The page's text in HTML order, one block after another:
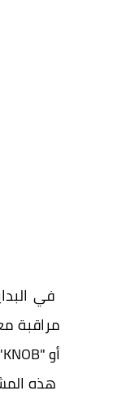
أو "KNOB".